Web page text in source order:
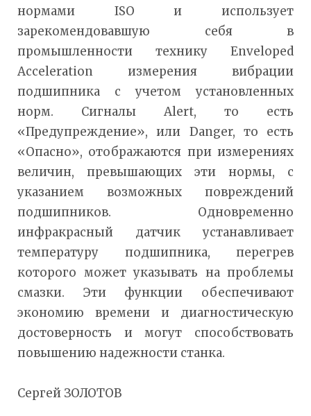
нормами ISO и использует
зарекомендовавшую себя в
промышленности технику Enveloped
Acceleration измерения вибрации
подшипника с учетом установленных
норм. Сигналы Alert, то есть
«Предупреждение», или Danger, то есть
«Опасно», отображаются при измерениях
величин, превышающих эти нормы, с
указанием возможных повреждений
подшипников. Одновременно
инфракрасный датчик устанавливает
температуру подшипника, перегрев
которого может указывать на проблемы
смазки. Эти функции обеспечивают
экономию времени и диагностическую
достоверность и могут способствовать
повышению надежности станка.
Сергей ЗОЛОТОВ